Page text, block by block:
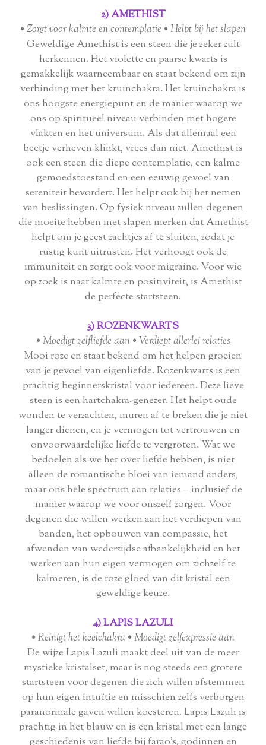
2) AMETHIST
• Zorgt voor kalmte en contemplatie • Helpt bij het slapen
Geweldige Amethist is een steen die je zeker zult
herkennen. Het violette en paarse kwarts is
gemakkelijk waarneembaar en staat bekend om zijn
verbinding met het kruinchakra. Het kruinchakra is
ons hoogste energiepunt en de manier waarop we
ons op spiritueel niveau verbinden met hogere
vlakten en het universum. Als dat allemaal een
beetje verheven klinkt, vrees dan niet. Amethist is
ook een steen die diepe contemplatie, een kalme
gemoedstoestand en een eeuwig gevoel van
sereniteit bevordert. Het helpt ook bij het nemen
van beslissingen. Op fysiek niveau zullen degenen
die moeite hebben met slapen merken dat Amethist
helpt om je geest zachtjes af te sluiten, zodat je
rustig kunt uitrusten. Het verhoogt ook de
immuniteit en zorgt ook voor migraine. Voor wie
op zoek is naar kalmte en positiviteit, is Amethist
de perfecte startsteen.
3) ROZENKWARTS
• Moedigt zelfliefde aan • Verdiept allerlei relaties
Mooi roze en staat bekend om het helpen groeien
van je gevoel van eigenliefde. Rozenkwarts is een
prachtig beginnerskristal voor iedereen. Deze lieve
steen is een hartchakra-genezer. Het helpt oude
wonden te verzachten, muren af te breken die je niet
langer dienen, en je vermogen tot vertrouwen en
onvoorwaardelijke liefde te vergroten. Wat we
bedoelen als we het over liefde hebben, is niet
alleen de romantische bloei van iemand anders,
maar ons hele spectrum aan relaties – inclusief de
manier waarop we voor onszelf zorgen. Voor
degenen die willen werken aan het verdiepen van
banden, het opbouwen van compassie, het
afwenden van wederzijdse afhankelijkheid en het
werken aan hun eigen vermogen om zichzelf te
kalmeren, is de roze gloed van dit kristal een
geweldige keuze.
4) LAPIS LAZULI
• Reinigt het keelchakra • Moedigt zelfexpressie aan
De wijze Lapis Lazuli maakt deel uit van de meer
mystieke kristalset, maar is nog steeds een grotere
startsteen voor degenen die zich willen afstemmen
op hun eigen intuïtie en misschien zelfs verborgen
paranormale gaven willen koesteren. Lapis Lazuli is
prachtig in het blauw en is een kristal met een lange
geschiedenis van liefde bij farao's, godinnen en